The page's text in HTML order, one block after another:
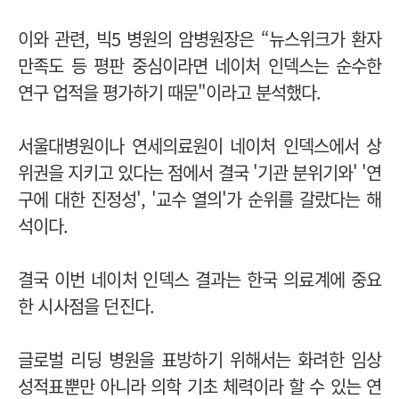
이와 관련, 빅5 병원의 암병원장은 “뉴스위크가 환자
만족도 등 평판 중심이라면 네이처 인덱스는 순수한
연구 업적을 평가하기 때문"이라고 분석했다.
서울대병원이나 연세의료원이 네이처 인덱스에서 상
위권을 지키고 있다는 점에서 결국 '기관 분위기와' '연
구에 대한 진정성', '교수 열의'가 순위를 갈랐다는 해
석이다.
결국 이번 네이처 인덱스 결과는 한국 의료계에 중요
한 시사점을 던진다.
글로벌 리딩 병원을 표방하기 위해서는 화려한 임상
성적표뿐만 아니라 의학 기초 체력이라 할 수 있는 연